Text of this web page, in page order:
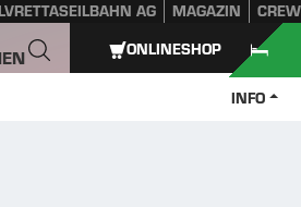
AG MAGAZIN CREW
INFO
ONLINESHOP